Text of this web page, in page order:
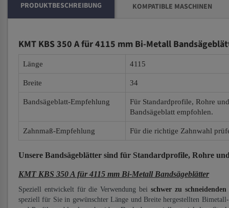
PRODUKTBESCHREIBUNG KOMPATIBLE MASCHINEN
KMT KBS 350 A für 4115 mm Bi-Metall
Länge 4115
Breite 34
Bandsägeblatt-Empfehlung
Für Standardprofile, Rohre
Bandsägeblatt empfohlen.
Zahnmaß-Empfehlung Für die richtige Zahnwahl
Unsere Bandsägeblätter sind für Standardprofile, Rohre
KMT KBS 350 A für 4115 mm Bi-Metall Bandsägeblätter
Speziell entwickelt für die Verwendung bei schwer zu
speziell für Sie in gewünschter Länge und Breite hergestellten